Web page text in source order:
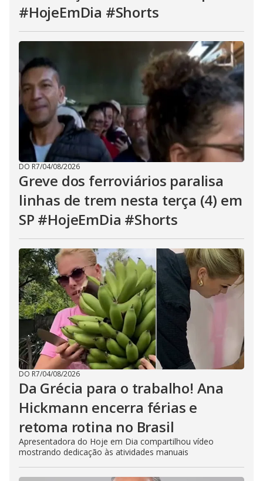
#HojeEmDia #Shorts
DO R7/04/08/2026
Greve dos ferroviários paralisa
linhas de trem nesta terça (4) em
SP #HojeEmDia #Shorts
DO R7/04/08/2026
Da Grécia para o trabalho! Ana
Hickmann encerra férias e
retoma rotina no Brasil
Apresentadora do Hoje em Dia compartilhou vídeo
mostrando dedicação às atividades manuais